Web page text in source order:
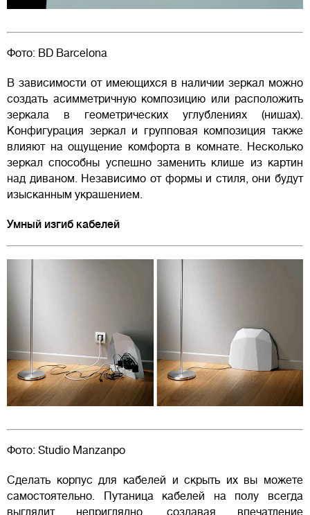
Фото: BD Barcelona
В зависимости от имеющихся в наличии зеркал можно
создать асимметричную композицию или расположить
зеркала в геометрических углублениях (нишах).
Конфигурация зеркал и групповая композиция также
влияют на ощущение комфорта в комнате. Несколько
зеркал способны успешно заменить клише из картин
над диваном. Независимо от формы и стиля, они будут
изысканным украшением.
Умный изгиб кабелей
Фото: Studio Manzanpo
Сделать корпус для кабелей и скрыть их вы можете
самостоятельно. Путаница кабелей на полу всегда
выглядит неприглядно, создавая впечатление